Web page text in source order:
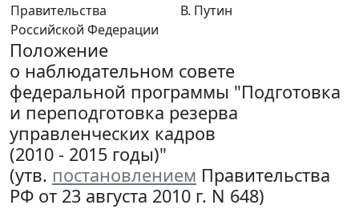
Правительства
Российской Федерации
В. Путин
Положение
о наблюдательном совете
федеральной программы "Подготовка
и переподготовка резерва
управленческих кадров
(2010 - 2015 годы)"
(утв. постановлением Правительства
РФ от 23 августа 2010 г. N 648)